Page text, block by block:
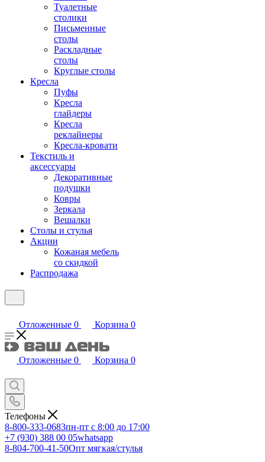
Туалетные
столики
Письменные
столы
Раскладные
столы
Круглые столы
Кресла
Пуфы
Кресла
глайдеры
Кресла
реклайнеры
Кресла-кровати
Текстиль и
аксессуары
Декоративные
подушки
Ковры
Зеркала
Вешалки
Столы и стулья
Акции
Кожаная мебель
со скидкой
Распродажа
Отложенные 0 Корзина 0
Отложенные 0 Корзина 0
Телефоны
8-800-333-0683пн-пт с 8:00 до 17:00
+7 (930) 388 00 05whatsapp
8-804-700-41-50Опт мягкая/стулья